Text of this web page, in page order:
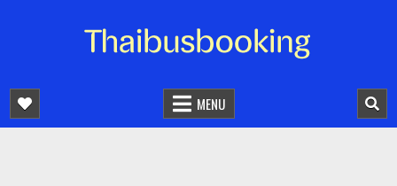
จองตั๋วรถออนไลน์ 24 ชั่วโมง
MENU